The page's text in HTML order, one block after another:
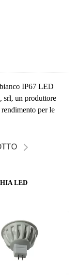
IP67 LED
srl, un produttore
per le
LED